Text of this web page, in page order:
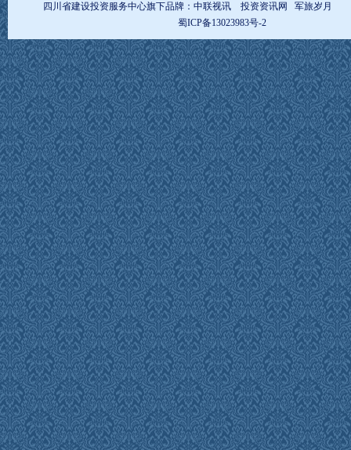
四川省建设投资服务中心旗下品牌： 中联视讯 投资资讯网
军旅岁月
蜀ICP备13023983号-2